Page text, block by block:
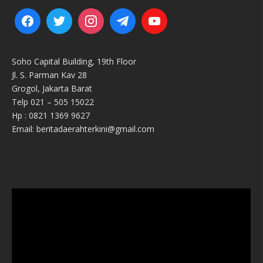
Soho Capital Building, 19th Floor
Jl. S. Parman Kav 28
Grogol, Jakarta Barat
Telp 021 – 505 15022
Hp : 0821 1369 9627
Email: beritadaerahterkini@gmail.com